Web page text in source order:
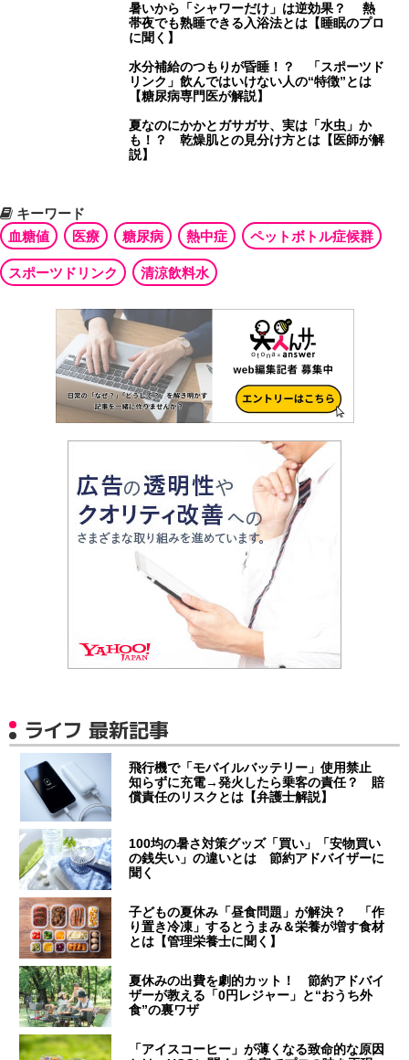
暑いから「シャワーだけ」は逆効果？ 熱
帯夜でも熟睡できる入浴法とは【睡眠のプロ
に聞く】
水分補給のつもりが昏睡！？ 「スポーツド
リンク」飲んではいけない人の“特徴”とは
【糖尿病専門医が解説】
夏なのにかかとガサガサ、実は「水虫」か
も！？ 乾燥肌との見分け方とは【医師が解
説】
キーワード
血糖値
医療 糖尿病 熱中症 ペットボトル症候群
スポーツドリンク 清涼飲料水
ライフ 最新記事
飛行機で「モバイルバッテリー」使用禁止
知らずに充電→発火したら乗客の責任？ 賠
償責任のリスクとは【弁護士解説】
100均の暑さ対策グッズ「買い」「安物買い
の銭失い」の違いとは 節約アドバイザーに
聞く
子どもの夏休み「昼食問題」が解決？ 「作
り置き冷凍」するとうまみ＆栄養が増す食材
とは【管理栄養士に聞く】
夏休みの出費を劇的カット！ 節約アドバイ
ザーが教える「0円レジャー」と“おうち外
食”の裏ワザ
「アイスコーヒー」が薄くなる致命的な原因